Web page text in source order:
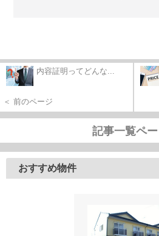
内容証明ってどんな...
＜ 前のページ
記事一覧ペ
おすすめ物件